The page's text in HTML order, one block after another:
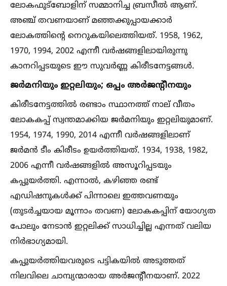
ലോകഫുട്ബോളിന് സമ്മാനിച്ച ബ്രസീല്‍ ആണ്.
അഞ്ച് തവണയാണ് മഞ്ഞക്കുപ്പായക്കാർ
ലോകത്തിന്റെ നെറുകയിലെത്തിയത്. 1958, 1962,
1970, 1994, 2002 എന്നീ വർഷങ്ങളിലായിരുന്നു
കാനറിപ്പടയുടെ ഈ സുവർണ്ണ കിരീടനേട്ടങ്ങള്‍.
ജർമനിയും ഇറ്റലിയും; ഒപ്പം അർജന്റീനയും
കിരീടനേട്ടത്തില്‍ രണ്ടാം സ്ഥാനത്ത് നാല് വീതം
ലോകകപ്പ് സ്വന്തമാക്കിയ ജർമനിയും ഇറ്റലിയുമാണ്.
1954, 1974, 1990, 2014 എന്നീ വർഷങ്ങളിലാണ്
ജർമൻ ടീം കിരീടം ഉയർത്തിയത്. 1934, 1938, 1982,
2006 എന്നീ വർഷങ്ങളില്‍ അസൂറിപ്പടയും
കപ്പുയർത്തി. എന്നാല്‍, കഴിഞ്ഞ രണ്ട്
എഡിഷനുകള്‍ക്ക് പിന്നാലെ ഇത്തവണയും
(തുടർച്ചയായ മൂന്നാം തവണ) ലോകകപ്പിന് യോഗ്യത
പോലും നേടാൻ ഇറ്റലിക്ക് സാധിച്ചില്ല എന്നത് വലിയ
നിർഭാഗ്യമായി.
കപ്പുയർത്തിയവരുടെ പട്ടികയില്‍ അടുത്തത്
നിലവിലെ ചാമ്പ്യന്മാരായ അർജന്റീനയാണ്. 2022